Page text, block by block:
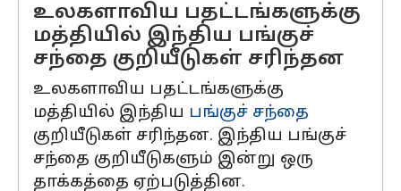
உலகளாவிய பதட்டங்களுக்கு
மத்தியில் இந்திய பங்குச்
சந்தை குறியீடுகள் சரிந்தன
உலகளாவிய பதட்டங்களுக்கு
மத்தியில் இந்திய பங்குச் சந்தை
குறியீடுகள் சரிந்தன. இந்திய பங்குச்
சந்தை குறியீடுகளும் இன்று ஒரு
தாக்கத்தை ஏற்படுத்தின.